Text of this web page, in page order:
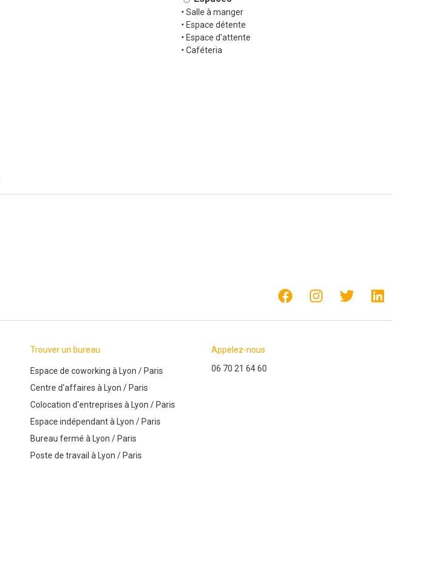
• Salle à manger
• Espace détente
• Espace d'attente
• Caféteria
Trouver un bureau
Espace de coworking à Lyon /Paris
Centre d'affaires à Lyon /Paris
Colocation d'entreprises à Lyon /Paris
Espace indépendantà Lyon /Paris
Bureau fermé à Lyon /Paris
Poste de travail à Lyon /Paris
Appelez-nous
06 70 21 64 60